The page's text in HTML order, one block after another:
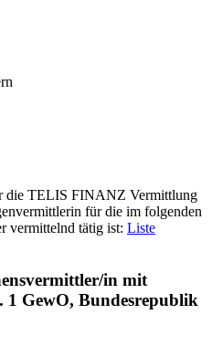
die TELIS FINANZ Vermittlung
für die im folgenden
vermittelnd tätig ist: Liste
in mit
1 GewO, Bundesrepublik